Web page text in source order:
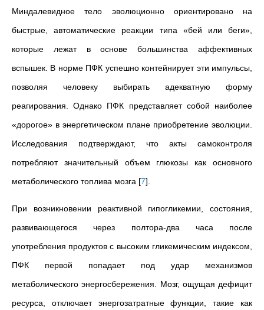
Миндалевидное тело эволюционно ориентировано на
быстрые, автоматические реакции типа «бей или беги»,
которые лежат в основе большинства аффективных
вспышек. В норме ПФК успешно контейнирует эти импульсы,
позволяя человеку выбирать адекватную форму
реагирования. Однако ПФК представляет собой наиболее
«дорогое» в энергетическом плане приобретение эволюции.
Исследования подтверждают, что акты самоконтроля
потребляют значительный объем глюкозы как основного
метаболического топлива мозга [7]
При возникновении реактивной гипогликемии, состояния,
развивающегося через полтора-два часа после
употребления продуктов с высоким гликемическим индексом,
ПФК первой попадает под удар механизмов
метаболического энергосбережения. Мозг, ощущая дефицит
ресурса, отключает энергозатратные функции, такие как